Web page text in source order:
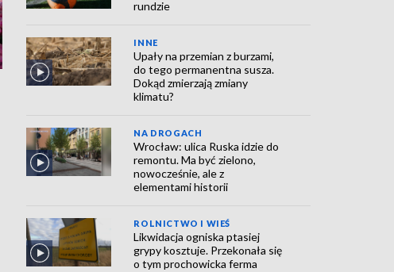
rundzie
INNE
Upały na przemian z burzami,
do tego permanentna susza.
Dokąd zmierzają zmiany
klimatu?
NA DROGACH
Wrocław: ulica Ruska idzie do
remontu. Ma być zielono,
nowocześnie, ale z
elementami historii
ROLNICTWO I WIEŚ
Likwidacja ogniska ptasiej
grypy kosztuje. Przekonała się
o tym prochowicka ferma